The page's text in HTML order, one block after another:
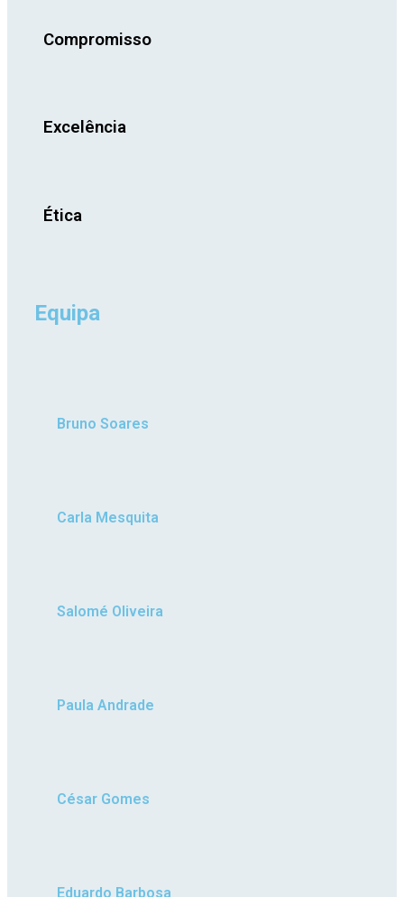
Compromisso
Excelência
Ética
Equipa
Bruno Soares
Carla Mesquita
Salomé Oliveira
Paula Andrade
César Gomes
Eduardo Barbosa